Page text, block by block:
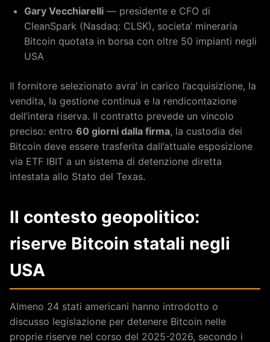
Gary Vecchiarelli — presidente e CFO di
CleanSpark (Nasdaq: CLSK), societa’ mineraria
Bitcoin quotata in borsa con oltre 50 impianti negli
USA
Il fornitore selezionato avra’ in carico l’acquisizione, la
vendita, la gestione continua e la rendicontazione
dell’intera riserva. Il contratto prevede un vincolo
preciso: entro 60 giorni dalla firma, la custodia dei
Bitcoin deve essere trasferita dall’attuale esposizione
via ETF IBIT a un sistema di detenzione diretta
intestata allo Stato del Texas.
Il contesto geopolitico:
riserve Bitcoin statali negli
USA
Almeno 24 stati americani hanno introdotto o
discusso legislazione per detenere Bitcoin nelle
proprie riserve nel corso del 2025-2026, secondo i